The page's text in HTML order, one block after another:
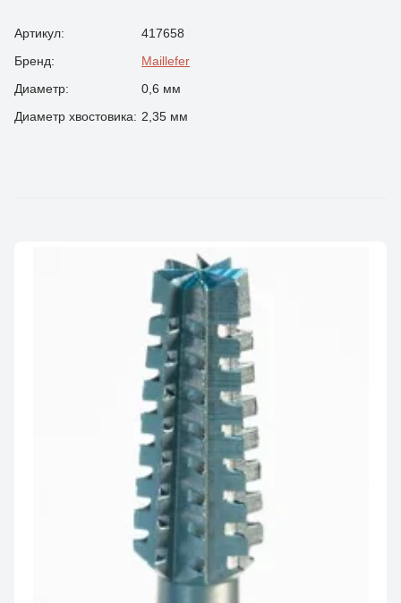
Артикул:
417658
Бренд:
Maillefer
Диаметр:
0,6 мм
Диаметр хвостовика: 2,35 мм